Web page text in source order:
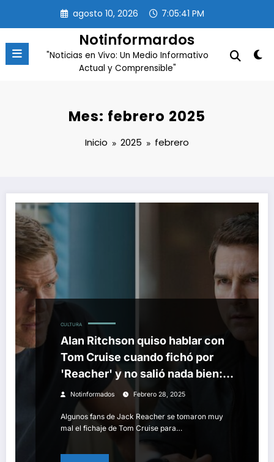
contenido
agosto 10, 2026 7:05:42 PM
Notinformardos
"Noticias en Vivo: Un Medio Informativo
Actual y Comprensible"
Mes: febrero 2025
Inicio 2025 febrero
CULTURA
Alan Ritchson quiso hablar con
Tom Cruise cuando fichó por
'Reacher' y no salió nada bien:
"Quería que supiera lo
agradecido que estaba"
Notinformados Febrero 28, 2025
Algunos fans de Jack Reacher se tomaron muy
mal el fichaje de Tom Cruise para…